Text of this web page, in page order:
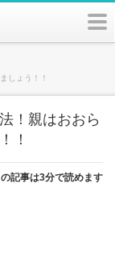
しょう！！
！親はおおら
！
記事は3分で読めます